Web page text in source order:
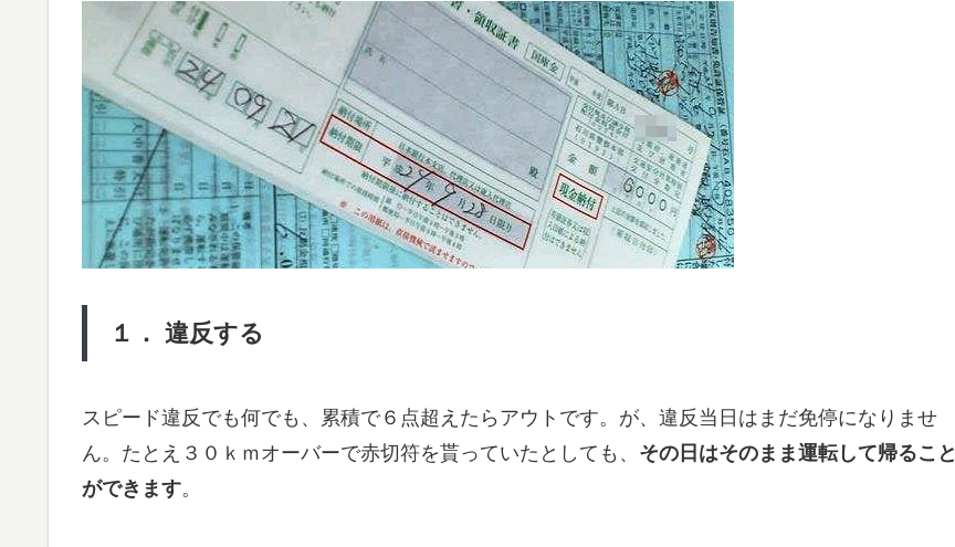
１． 違反する
スピード違反でも何でも、累積で６点超えたらアウトです。が、違反当日はまだ免停になりませ
ん。たとえ３０ｋｍオーバーで赤切符を貰っていたとしても、 その日はそのまま運転して帰ること
ができます。